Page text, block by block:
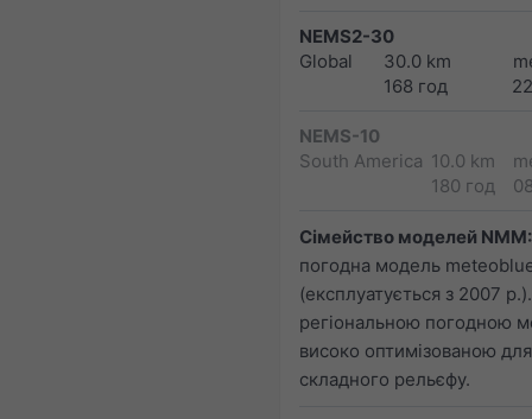
NEMS2-30
Global
30.0 km
168 год
NEMS-10
South America 10.0 km
180 год
Сімейство моделей NMM:
погодна модель
(експлуатується з 2007
регіональною погодною
високо оптимізованою для
складного рельєфу.